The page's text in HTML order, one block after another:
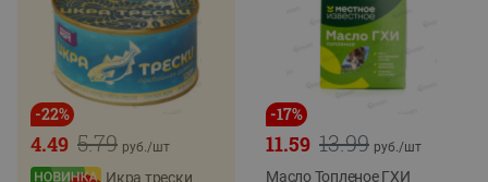
-22%
5.79
4.49 руб./шт
Икра трески
-17%
13.99
11.59 руб./шт
Масло Топленое ГХИ